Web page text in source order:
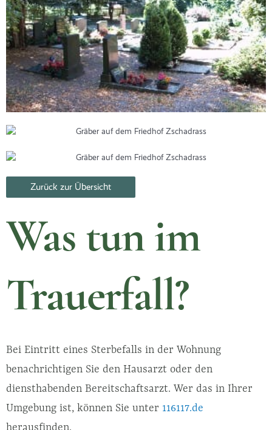
Zurück zur Übersicht
Was tun im
Trauerfall?
Bei Eintritt eines Sterbefalls in der Wohnung
benachrichtigen Sie den Hausarzt oder den
diensthabenden Bereitschaftsarzt. Wer das in Ihrer
Umgebung ist, können Sie unter 116117.de
herausfinden.